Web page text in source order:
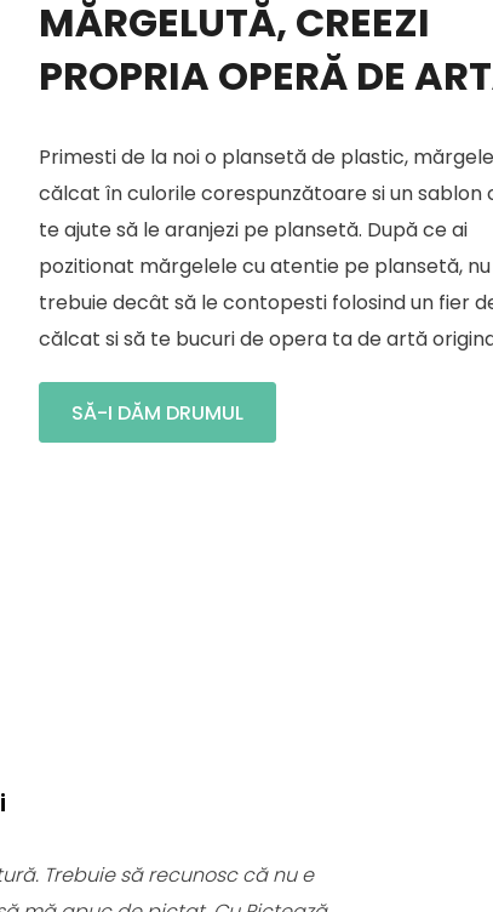
MĂRGELUTĂ, CREEZI
PROPRIA OPERĂ DE
Primesti de la noi o plansetă de plastic,
călcat în culorile corespunzătoare si un sablon
te ajute să le aranjezi pe plansetă. După ce ai
pozitionat mărgelele cu atentie pe plansetă,
trebuie decât să le contopesti folosind un fier
călcat si să te bucuri de opera ta de artă
SĂ-I DĂM DRUMUL
Trebuie să recunosc că nu e